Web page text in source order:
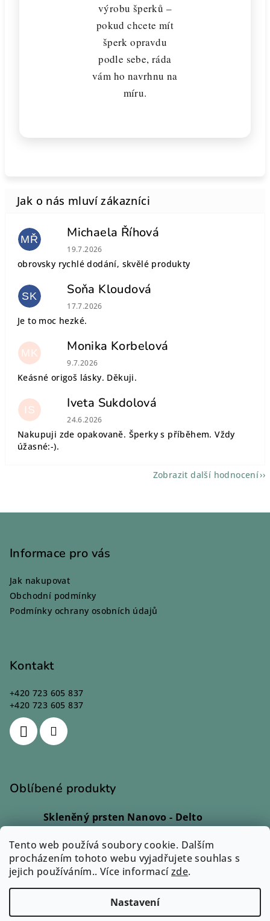
Tento web používá soubory cookie. Dalším
procházením tohoto webu vyjadřujete souhlas s
jejich používáním.. Více informacízde.
Nastavení
výrobu šperků –
pokud chcete mít
šperk opravdu
podle sebe, ráda
vám ho navrhnu na
míru.
MŘ Michaela Říhová
Hodnocení obchodu je 5 z 5 hvězdiček.
19.7.2026
obrovsky rychlé dodání, skvělé produkty
SK Soňa Kloudová
Hodnocení obchodu je 5 z 5 hvězdiček.
17.7.2026
Je to moc hezké.
MK Monika Korbelová
Hodnocení obchodu je 5 z 5 hvězdiček.
9.7.2026
Keásné origoš lásky. Děkuji.
IS Iveta Sukdolová
Hodnocení obchodu je 5 z 5 hvězdiček.
24.6.2026
Nakupuji zde opakovaně. Šperky s příběhem. Vždy
úžasné:-).
Zobrazit další hodnocení
Informace pro vás
Jak nakupovat
Obchodní podmínky
Podmínky ochrany osobních údajů
Kontakt
+420 723 605 837
+420 723 605 837
Oblíbené produkty
Skleněný prsten Nanovo - Delto
Skleněný prsten - Lio
Hodnocení produktu je 5 z 5 hvězdiček.
| Monika Svobodová
Skleněný prsten - Rono
Hodnocení produktu je 5 z 5 hvězdiček.
Ilona Dvořáková